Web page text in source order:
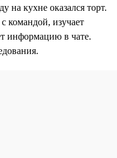
на кухне оказался торт.
командой, изучает
информацию в чате.